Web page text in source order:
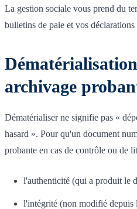
La gestion sociale vous prend du
bulletins de paie et vos déclarations
archivage
Dématérialiser ne signifie pas «
hasard ». Pour qu'un document
probante en cas de contrôle ou de
l'authenticité (qui a produit le
l'intégrité (non modifié depuis